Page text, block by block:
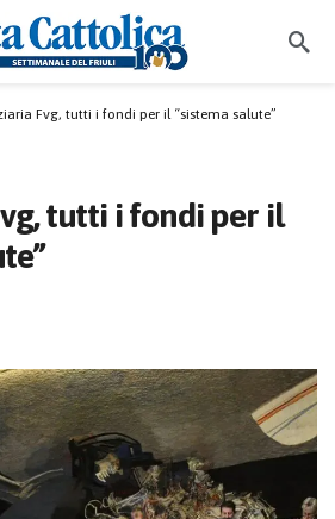
Fvg, tutti i fondi per il “sistema salute”
tutti i fondi per il